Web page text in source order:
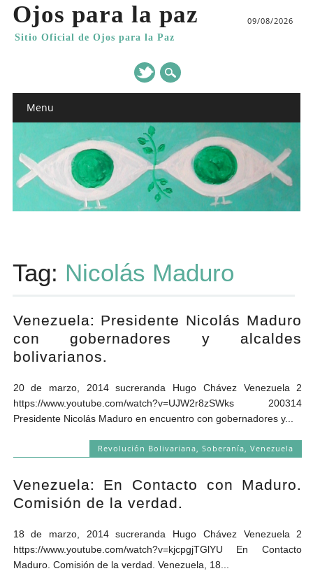
Ojos para la paz
Sitio Oficial de Ojos para la Paz
09/08/2026
Main menu
Menu
Andrés Vázquez de Sola
Tag: Nicolás Maduro
Venezuela: Presidente Nicolás Maduro
con gobernadores y alcaldes
bolivarianos.
20 de marzo, 2014 sucreranda Hugo Chávez Venezuela 2
https://www.youtube.com/watch?v=UJW2r8zSWks 200314
Presidente Nicolás Maduro en encuentro con gobernadores y...
Revolución Bolivariana ,Soberanía ,Venezuela
Venezuela: En Contacto con Maduro.
Comisión de la verdad.
18 de marzo, 2014 sucreranda Hugo Chávez Venezuela 2
https://www.youtube.com/watch?v=kjcpgjTGlYU En Contacto
Maduro. Comisión de la verdad. Venezuela, 18...